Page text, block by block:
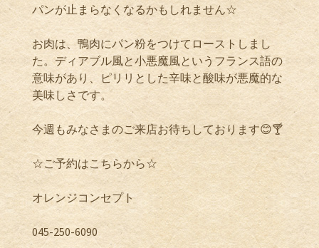
パンが止まらなくなるかもしれません☆
お肉は、鴨肉にパン粉をつけてローストしまし
た。ディアブル風と小悪魔風というフランス語の
意味があり、ピリリとした辛味と酸味が悪魔的な
美味しさです。
今週もみなさまのご来店お待ちしております😊🍸
☆ご予約はこちらから☆
オレンジコンセプト
045-250-6090